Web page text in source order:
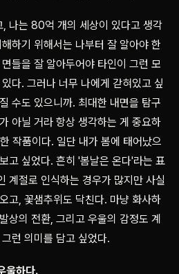
나는 80억 개의 세상이 있다고 생각
하기 위해서는 나부터 잘 알아야 한
들을 잘 알아두어야 타인이 그런 모
다. 그러나 너무 나에게 갇혀있고 싶
수도 있으니까. 최대한 내면을 탐구
아닐 거라 항상 생각하는 게 중요하
작품이다. 일단 내가 봄에 태어났으
고 싶었다. 흔히 '봄날은 온다'라는 표
계절로 인식하는 경우가 많지만 사실
고, 꽃샘추위도 닥친다. 마냥 화사하
상의 전환, 그리고 우울의 감정도 계
런 의미를 담고 싶었다.
울하다.